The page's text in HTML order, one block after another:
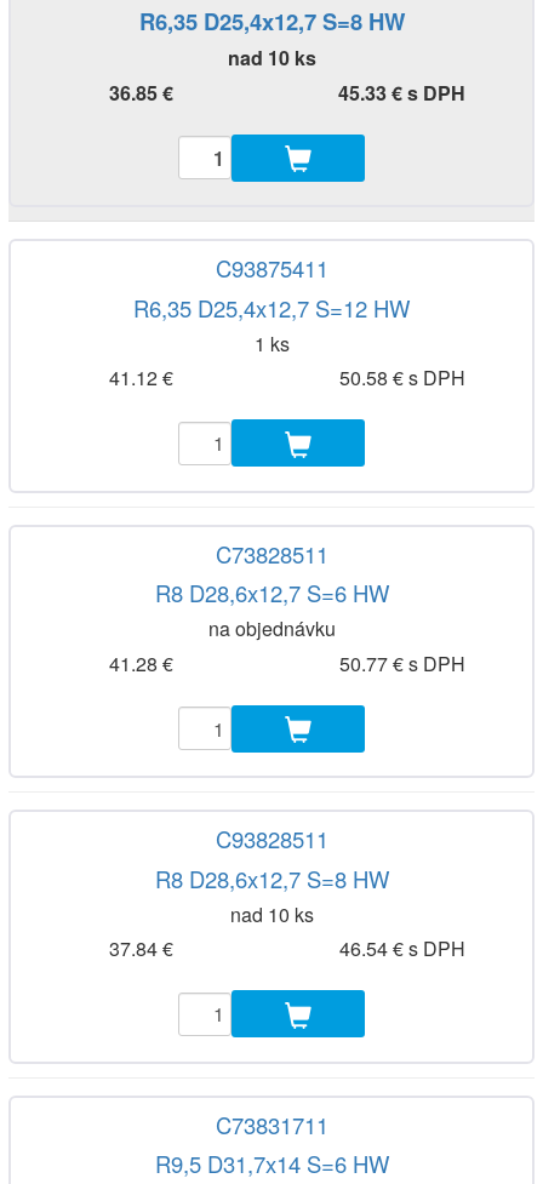
R6,35 D25,4x12,7 S=8 HW
nad 10 ks
36.85 €
45.33 € s DPH
C93875411
R6,35 D25,4x12,7 S=12 HW
1 ks
41.12 €
50.58 € s DPH
C73828511
R8 D28,6x12,7 S=6 HW
na objednávku
41.28 €
50.77 € s DPH
C93828511
R8 D28,6x12,7 S=8 HW
nad 10 ks
37.84 €
46.54 € s DPH
C73831711
R9,5 D31,7x14 S=6 HW